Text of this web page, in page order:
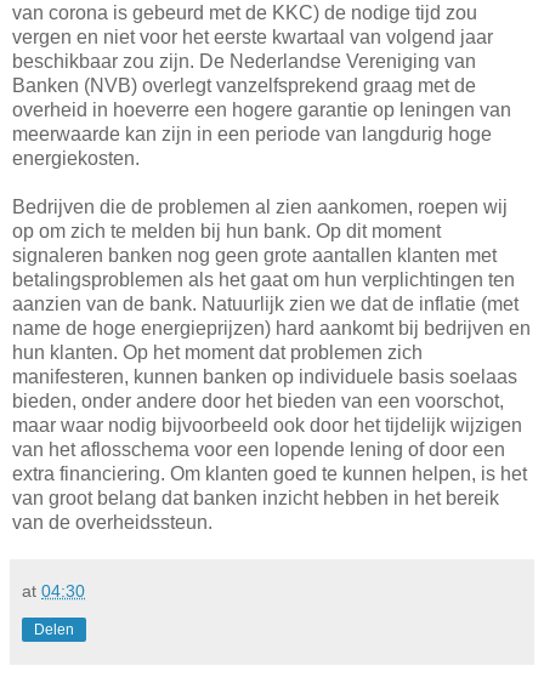
van corona is gebeurd met de KKC) de nodige tijd zou
vergen en niet voor het eerste kwartaal van volgend jaar
beschikbaar zou zijn. De Nederlandse Vereniging van
Banken (NVB) overlegt vanzelfsprekend graag met de
overheid in hoeverre een hogere garantie op leningen van
meerwaarde kan zijn in een periode van langdurig hoge
energiekosten.
Bedrijven die de problemen al zien aankomen, roepen wij
op om zich te melden bij hun bank. Op dit moment
signaleren banken nog geen grote aantallen klanten met
betalingsproblemen als het gaat om hun verplichtingen ten
aanzien van de bank. Natuurlijk zien we dat de inflatie (met
name de hoge energieprijzen) hard aankomt bij bedrijven en
hun klanten. Op het moment dat problemen zich
manifesteren, kunnen banken op individuele basis soelaas
bieden, onder andere door het bieden van een voorschot,
maar waar nodig bijvoorbeeld ook door het tijdelijk wijzigen
van het aflosschema voor een lopende lening of door een
extra financiering. Om klanten goed te kunnen helpen, is het
van groot belang dat banken inzicht hebben in het bereik
van de overheidssteun.
at 04:30
Delen